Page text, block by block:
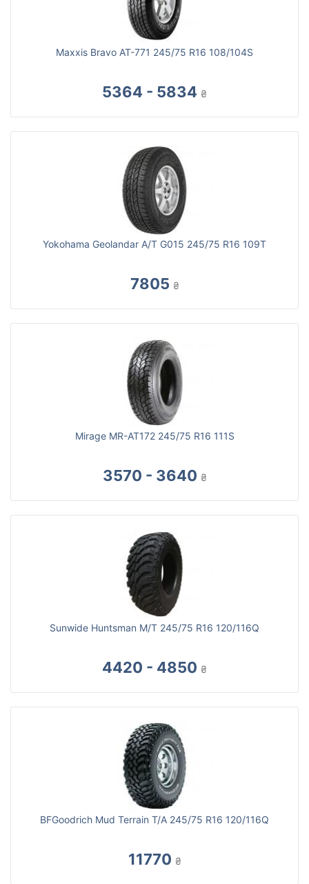
Maxxis Bravo AT-771 245/75 R16 108/104S
5364 - 5834 ₴
Yokohama Geolandar A/T G015 245/75 R16 109T
7805 ₴
Mirage MR-AT172 245/75 R16 111S
3570 - 3640 ₴
Sunwide Huntsman M/T 245/75 R16 120/116Q
4420 - 4850 ₴
BFGoodrich Mud Terrain T/A 245/75 R16 120/116Q
11770 ₴